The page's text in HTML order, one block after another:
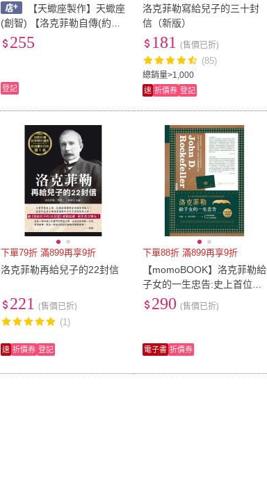
【天蠍座製作】天蠍座
(創智) 【洛克菲勒自傳(約翰.
D.洛克菲勒)】(9789863168
255
登記
洛克菲勒寫給兒子的三十封
信（新版）
總銷量>1,000
181 (售價已折)
(85)
速 折價券 登記
下單79折 滿899再享9折
洛克菲勒再給兒子的22封信
221
(售價已折)
(1)
速 折價券 登記
下單88折 滿899再享9折
【momoBOOK】洛克菲勒給
子女的一生忠告:史上首位億
萬富翁親傳子女的成功致富
法則！(電子書)
290 (售價已折)
電子書 折價券